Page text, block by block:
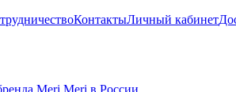
КонтактыЛичный кабинет